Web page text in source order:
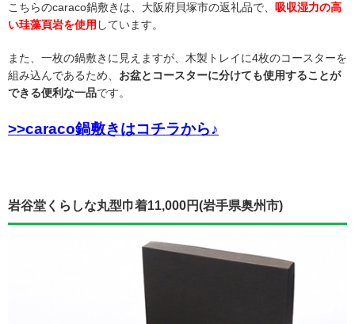
こちらのcaraco鍋敷きは、大阪府貝塚市の返礼品で、
吸収湿力の高
い珪藻頁岩を使用 しています。
また、一枚の鍋敷きに見えますが、木製トレイに4枚のコースターを
組み込んであるため、 お盆とコースターに分けても使用することが
できる便利な一品です。
>>caraco鍋敷きはコチラから♪
岩谷堂くらしな丸型巾着11,000円(岩手県奥州市)